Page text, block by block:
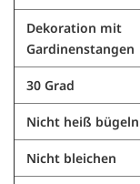
Dekoration mit
Gardinenstangen
30 Grad
Nicht heiß bügeln
Nicht bleichen